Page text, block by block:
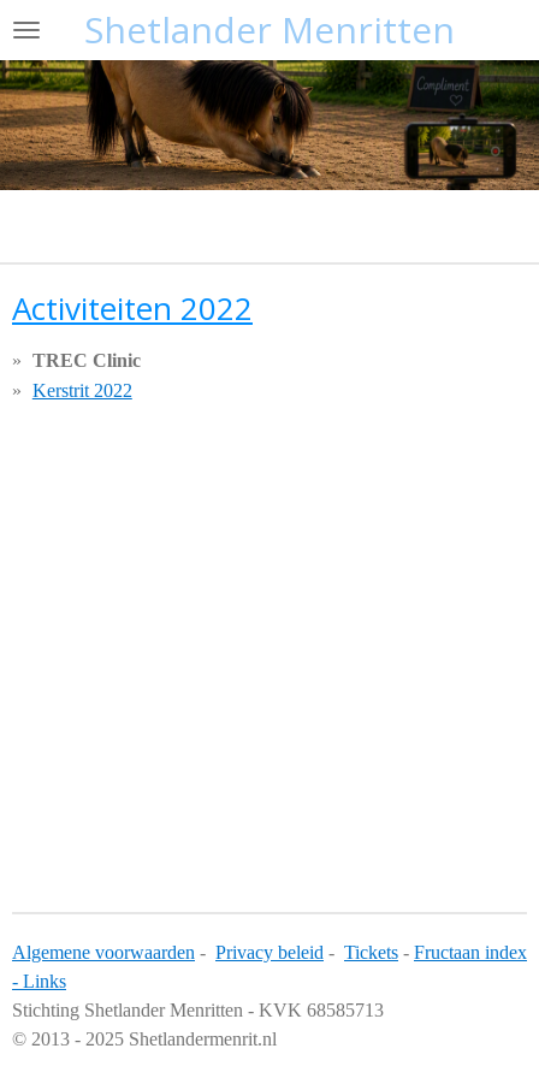
Ga
naar
de
hoofdinhoud
Shetlander Menritten
Activiteiten 2022
TREC Clinic
Kerstrit 2022
Algemene voorwaarden - Privacy beleid - Tickets - Fructaan index
- Links
Stichting Shetlander Menritten - KVK 68585713
© 2013 - 2025 Shetlandermenrit.nl